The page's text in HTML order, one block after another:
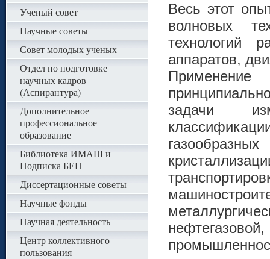
Весь этот
волновых
технологий
аппаратов,
задачи
Ученый совет
Научные советы
Совет молодых ученых
Отдел по подготовке
научных кадров
(Аспирантура)
Дополнительное
профессиональное
образование
Библиотека ИМАШ и
Подписка БЕН
Диссертационные советы
Научные фонды
Научная деятельность
Центр коллективного
пользования